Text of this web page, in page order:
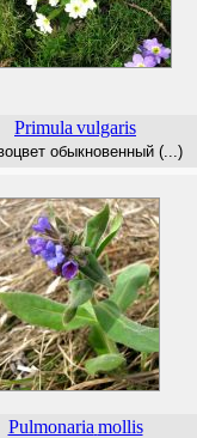
Primula vulgaris
обыкновенный (...)
Pulmonaria mollis